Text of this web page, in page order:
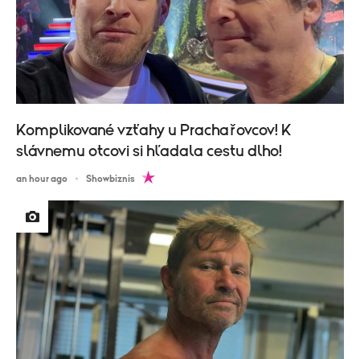
Komplikované vzťahy u Prachařovcov! K
slávnemu otcovi si hľadala cestu dlho!
an hour ago Showbiznis